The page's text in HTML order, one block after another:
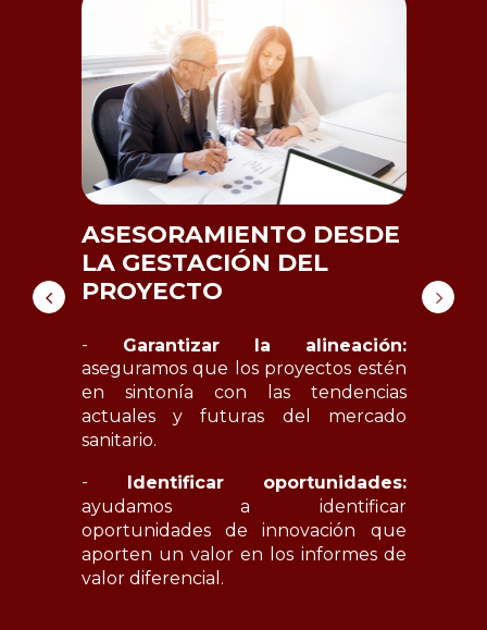
ASESORAMIENTO DESDE
LA GESTACIÓN DEL
PROYECTO
- Garantizar la alineación:
aseguramos que los proyectos estén
en sintonía con las tendencias
actuales y futuras del mercado
sanitario.
- Identificar oportunidades:
ayudamos a identificar
oportunidades de innovación que
aporten un valor en los informes de
valor diferencial.